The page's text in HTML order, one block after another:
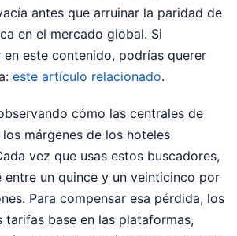
antes que arruinar la paridad de
en el mercado global. Si
este contenido, podrías querer
este artículo relacionado.
cómo las centrales de
márgenes de los hoteles
vez que usas estos buscadores,
entre un quince y un veinticinco por
Para compensar esa pérdida, los
tarifas base en las plataformas,